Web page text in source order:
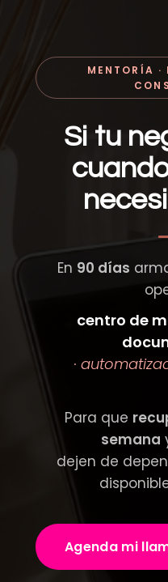
MENTORÍA
Si tu
En 90 días
centro de
·
Para que
semana
dejen de
Agenda mi